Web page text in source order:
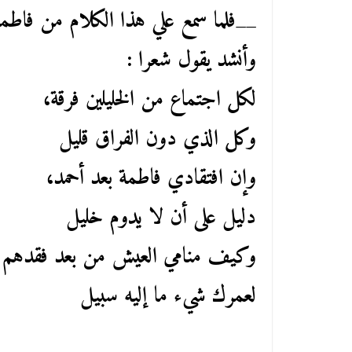
__فلما سمع علي هذا الكلام من
وأنشد يقول شعرا :
لكل اجتماع من الخليلين فرقة،
وكل الذي دون الفراق قليل
وإن افتقادي فاطمة بعد أحمد،
دليل على أن لا يدوم خليل
وكيف منامي العيش من بعد فقدهم
لعمرك شيء ما إليه سبيل